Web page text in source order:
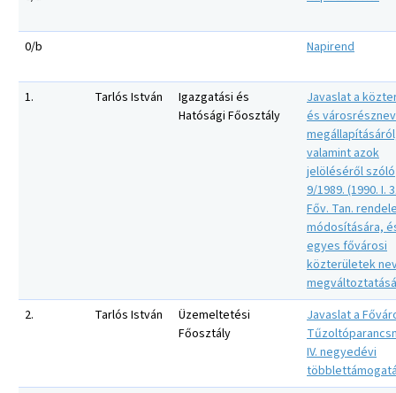
0/b Napirend
1. Tarlós István
Igazgatási és
Hatósági Főosztály
Javaslat a
és
valamint azok
jelöléséről szóló
9/1989. (1990. I.
Főv. Tan.
módosítására,
egyes fővárosi
közterületek
2.
Tarlós István
Üzemeltetési
Főosztály
Javaslat a
IV. negyedévi